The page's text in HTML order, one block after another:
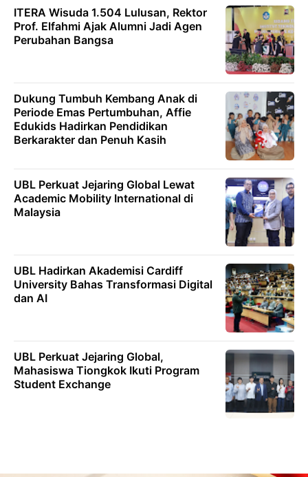
ITERA Wisuda 1.504 Lulusan, Rektor
Prof. Elfahmi Ajak Alumni Jadi Agen
Perubahan Bangsa
Dukung Tumbuh Kembang Anak di
Periode Emas Pertumbuhan, Affie
Edukids Hadirkan Pendidikan
Berkarakter dan Penuh Kasih
UBL Perkuat Jejaring Global Lewat
Academic Mobility International di
Malaysia
UBL Hadirkan Akademisi Cardiff
University Bahas Transformasi Digital
dan AI
UBL Perkuat Jejaring Global,
Mahasiswa Tiongkok Ikuti Program
Student Exchange